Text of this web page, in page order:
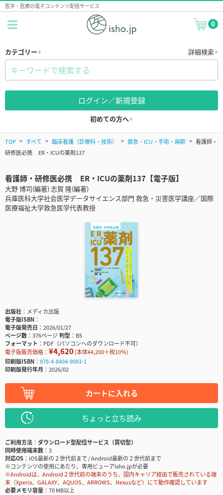
医学・医療の電子コンテンツ配信サービス
0
カテゴリー 詳細検索
ログイン／新規登録
初めての方へ
TOP すべて 臨床看護（診療科・技術） 救急・ICU・手術・麻酔
看護師・
研修医必携 ER・ICUの薬剤137
看護師・研修医必携 ER・ICUの薬剤137【電子版】
大野 博司(編著) 志賀 隆(編著)
兵庫医科大学社会医学データサイエンス部門 救急・災害医学講座／国際
医療福祉大学救急医学代表教授
出版社
メディカ出版
電子版ISBN
電子版発売日
2026/01/27
ページ数
376ページ判型
B5
フォーマット
PDF（パソコンへのダウンロード不可）
電子版販売価格： ¥4,620(本体¥4,200＋税10％)
印刷版ISBN
978-4-8404-9093-1
印刷版発行年月
2026/02
カートに入れる
ちょっと立ち読み
ご利用方法
ダウンロード型配信サービス（買切型）
同時使用端末数
3
対応OS
iOS最新の２世代前まで / Android最新の２世代前まで
※コンテンツの使用にあたり、専用ビューアisho.jpが必要
※Androidは、Android２世代前の端末のうち、国内キャリア経由で販売されている端
末（Xperia、GALAXY、AQUOS、ARROWS、Nexusなど）にて動作確認しています
必要メモリ容量
70 MB以上